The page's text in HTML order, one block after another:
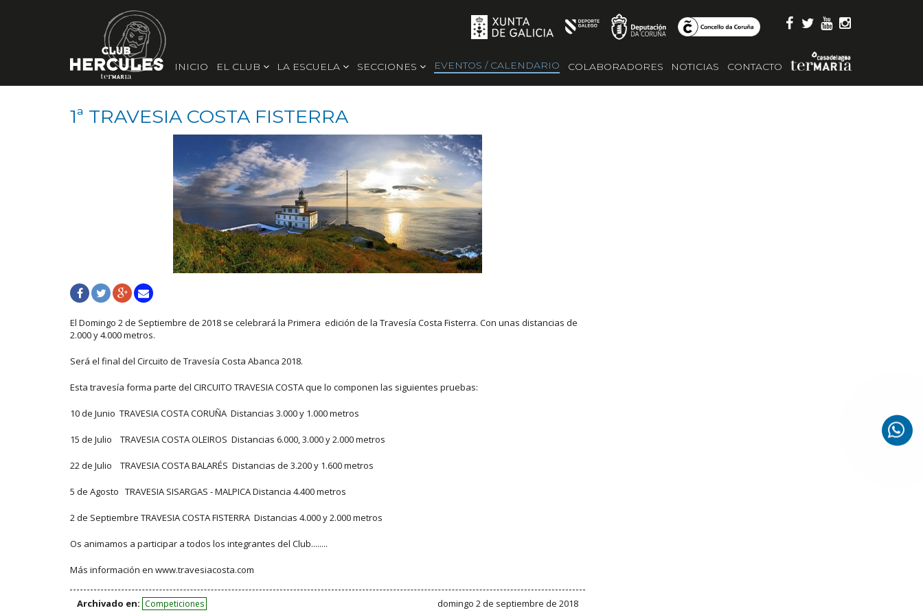
INICIO EL CLUB LA ESCUELA SECCIONES EVENTOS / CALENDARIO COLABORADORES NOTICIAS CONTACTO
1ª TRAVESIA COSTA FISTERRA
El Domingo 2 de Septiembre de 2018 se celebrará la Primera edición de la Travesía Costa Fisterra. Con unas distancias de
2.000 y 4.000 metros.
Será el final del Circuito de Travesía Costa Abanca 2018.
Esta travesía forma parte del CIRCUITO TRAVESIA COSTA que lo componen las siguientes pruebas:
10 de Junio TRAVESIA COSTA CORUÑA Distancias 3.000 y 1.000 metros
15 de Julio TRAVESIA COSTA OLEIROS Distancias 6.000, 3.000 y 2.000 metros
22 de Julio TRAVESIA COSTA BALARÉS Distancias de 3.200 y 1.600 metros
5 de Agosto TRAVESIA SISARGAS - MALPICA Distancia 4.400 metros
2 de Septiembre TRAVESIA COSTA FISTERRA Distancias 4.000 y 2.000 metros
Os animamos a participar a todos los integrantes del Club........
Más información en www.travesiacosta.com
Archivado en: Competiciones domingo 2 de septiembre de 2018